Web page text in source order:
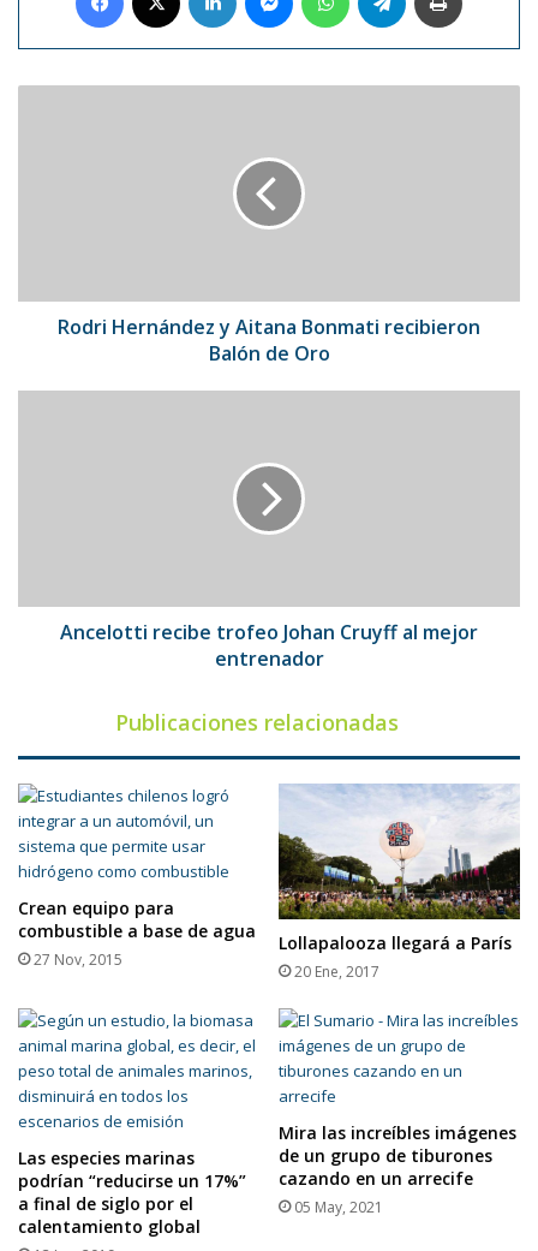
Oro
Rodri Hernández y Aitana Bonmati recibieron
Balón de Oro
Ancelotti recibe trofeo Johan Cruyff al mejor
entrenador
Publicaciones relacionadas
Crean equipo para
combustible a base de agua
27 Nov, 2015
Lollapalooza llegará a París
20 Ene, 2017
Las especies marinas
podrían “reducirse un 17%”
a final de siglo por el
calentamiento global
Mira las increíbles imágenes
de un grupo de tiburones
cazando en un arrecife
05 May, 2021